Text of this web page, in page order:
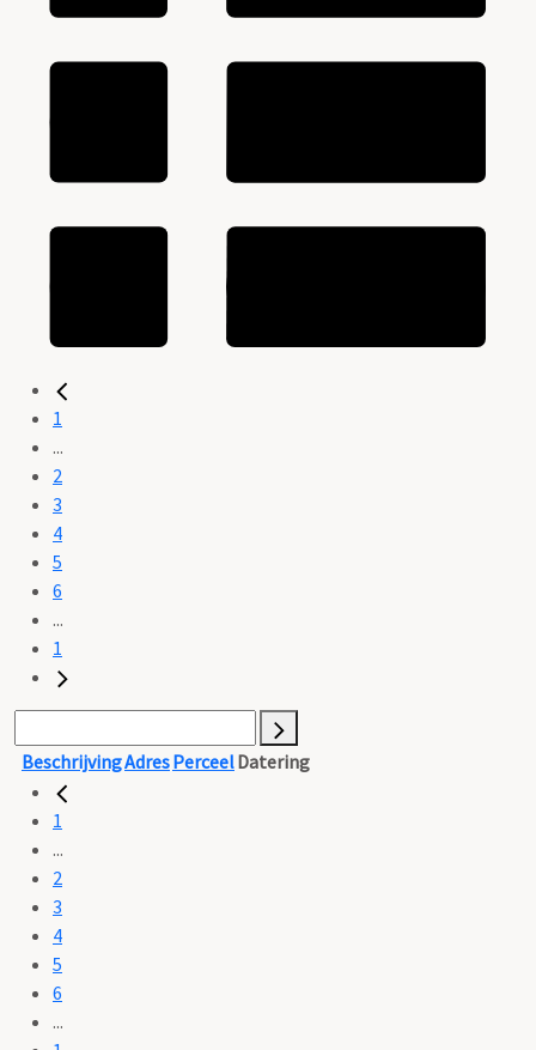
1
...
2
3
4
5
6
...
1
BeschrijvingAdresPerceelDatering
1
...
2
3
4
5
6
...